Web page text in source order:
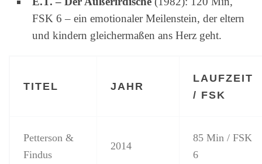
FSK 6 – ein emotionaler Meilenstein, der eltern
und kindern gleichermaßen ans Herz geht.
TITEL JAHR
LAUFZEIT
/ FSK
Petterson &
Findus
2014
85 Min / FSK
6